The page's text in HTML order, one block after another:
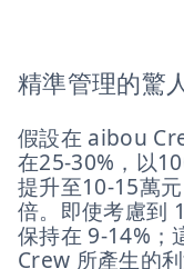
精準管理的驚
假設在 aibou
在25-30%，以
提升至10-15萬
倍。即使考慮到
保持在 9-14%；
Crew 所產生的